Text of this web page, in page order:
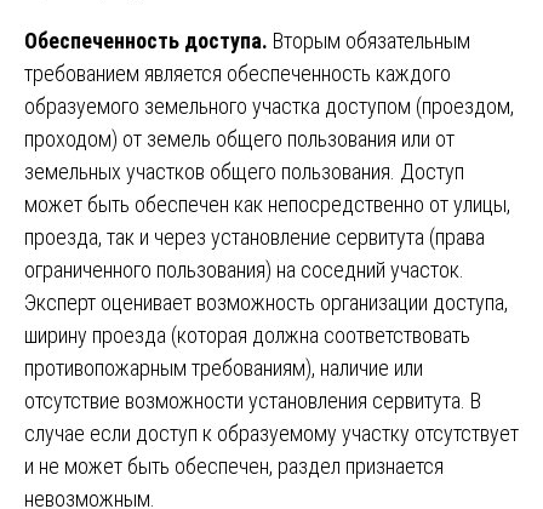
Обеспеченность доступа. Вторым обязательным
требованием является обеспеченность каждого
образуемого земельного участка доступом (проездом,
проходом) от земель общего пользования или от
земельных участков общего пользования. Доступ
может быть обеспечен как непосредственно от улицы,
проезда, так и через установление сервитута (права
ограниченного пользования) на соседний участок.
Эксперт оценивает возможность организации доступа,
ширину проезда (которая должна соответствовать
противопожарным требованиям), наличие или
отсутствие возможности установления сервитута. В
случае если доступ к образуемому участку отсутствует
и не может быть обеспечен, раздел признается
невозможным.